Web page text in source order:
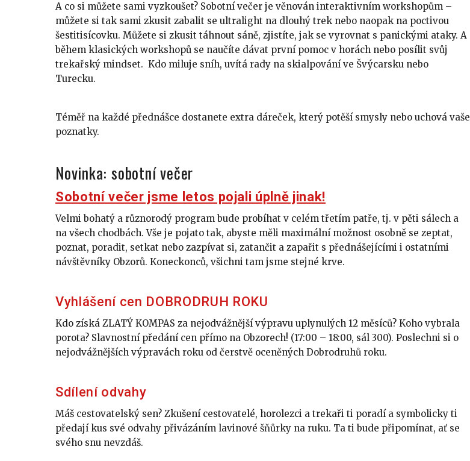
A co si můžete sami vyzkoušet? Sobotní večer je věnován interaktivním workshopům –
můžete si tak sami zkusit zabalit se ultralight na dlouhý trek nebo naopak na poctivou
šestitisícovku. Můžete si zkusit táhnout sáně, zjistíte, jak se vyrovnat s panickými ataky. A
během klasických workshopů se naučíte dávat první pomoc v horách nebo posílit svůj
trekařský mindset. Kdo miluje sníh, uvítá rady na skialpování ve Švýcarsku nebo
Turecku.
Téměř na každé přednášce dostanete extra dáreček, který potěší smysly nebo uchová vaše
poznatky.
Novinka: sobotní večer
Sobotní večer jsme letos pojali úplně jinak!
Velmi bohatý a různorodý program bude probíhat v celém třetím patře, tj. v pěti sálech a
na všech chodbách. Vše je pojato tak, abyste měli maximální možnost osobně se zeptat,
poznat, poradit, setkat nebo zazpívat si, zatančit a zapařit s přednášejícími i ostatními
návštěvníky Obzorů. Koneckonců, všichni tam jsme stejné krve.
Vyhlášení cen DOBRODRUH ROKU
Kdo získá ZLATÝ KOMPAS za nejodvážnější výpravu uplynulých 12 měsíců? Koho vybrala
porota? Slavnostní předání cen přímo na Obzorech! (17:00 – 18:00, sál 300). Poslechni si o
nejodvážnějších výpravách roku od čerstvě oceněných Dobrodruhů roku.
Sdílení odvahy
Máš cestovatelský sen? Zkušení cestovatelé, horolezci a trekaři ti poradí a symbolicky ti
předají kus své odvahy přivázáním lavinové šňůrky na ruku. Ta ti bude připomínat, ať se
svého snu nevzdáš.